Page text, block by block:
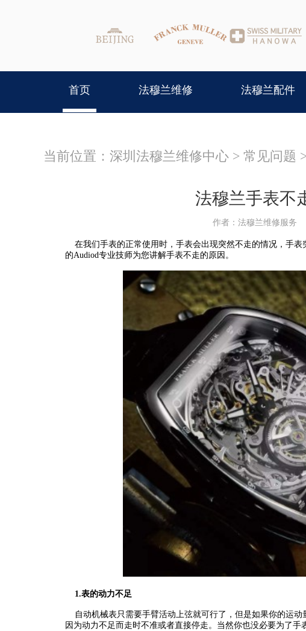
首页 法穆兰维修 法穆兰配件
当前位置： 深圳法穆兰维修中心 > 常见问题
法穆兰手表不
作者：法穆兰维修服务
在我们手表的正常使用时，手表会出现突然不走的情况，手表
的Audiod专业技师为您讲解手表不走的原因。
1.表的动力不足
自动机械表只需要手臂活动上弦就可行了，但是如果你的运
因为动力不足而走时不准或者直接停走。当然你也没必要为了